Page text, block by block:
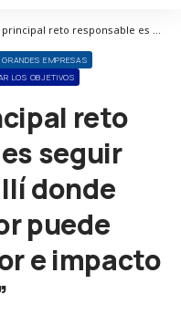
Corresponsables > Entrevistas > “Nuestro principal reto responsable es seguir avanzando allí donde nuestra labor puede aportar más valor e impacto real”
GRANDES EMPRESAS
LOS OBJETIVOS
reto
seguir
donde
puede
e impacto